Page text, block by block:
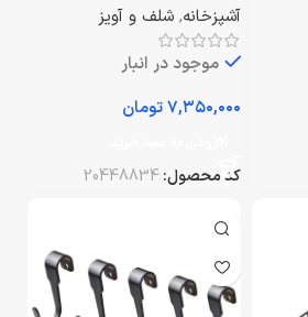
آشپزخانه, شلف و آویز
موجود در انبار
تومان
کد محصول:20448834